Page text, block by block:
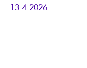
13.4.2026